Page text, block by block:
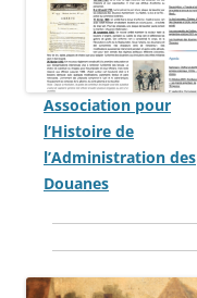
Association pour
l’Histoire de
l’Administration des
Douanes